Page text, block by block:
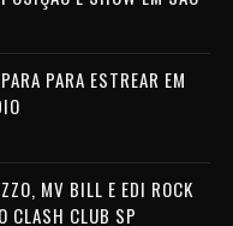
PARA ESTREAR EM
MV BILL E EDI ROCK
CLASH CLUB SP